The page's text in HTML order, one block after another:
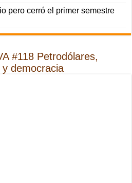
pero cerró el primer semestre
#118 Petrodólares,
democracia